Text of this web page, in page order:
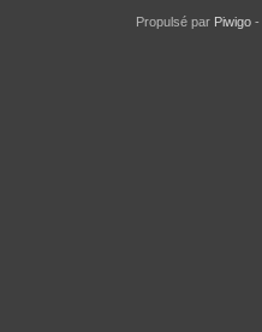
Propulsé par Piwigo -